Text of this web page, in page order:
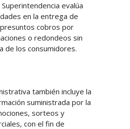
evalúa
en la entrega de
cobros por
o redondeos sin
de los consumidores.
también incluye la
suministrada por la
sorteos y
con el fin de